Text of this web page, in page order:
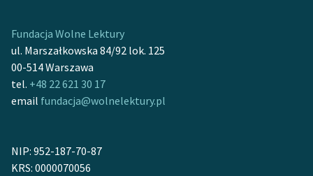
Fundacja Wolne Lektury
ul. Marszałkowska 84/92 lok. 125
00-514 Warszawa
tel. +48 22 621 30 17
email fundacja@wolnelektury.pl
NIP: 952-187-70-87
KRS: 0000070056